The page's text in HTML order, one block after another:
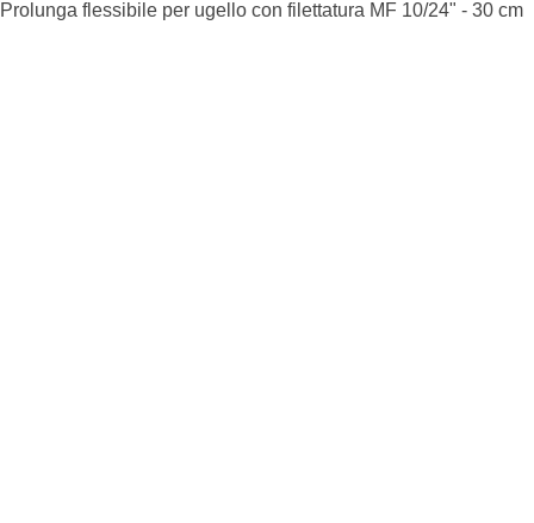
Prolunga flessibile per ugello con filettatura MF 10/24" - 30 cm